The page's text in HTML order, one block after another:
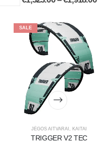
SALE
JĖGOS AITVARAI KAITAI
TRIGGER V2 TEC